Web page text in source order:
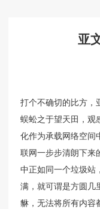
亚
打个不确切的比方，
蜈蚣之于望天田，观
化作为承载网络空间
联网一步步清朗下来
中正如同一个垃圾站
满，就可谓是方圆几
貅，无法将所有内容